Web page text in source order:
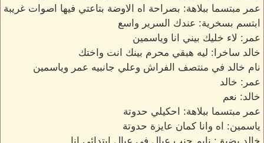
عمر مبتسما ببلاهة: بصراحة اه الاوضة بتاعتي فيها اصوات غريبة
ابتسم بسخرية: عندك السرير واسع
عمر: لاء خليك بيني انا وياسمين
خالد ساخرا: ليه هبقي محرم بينك انت واختك
نام خالد في منتصف الفراش وعلي جانبيه عمر وياسمين
عمر: خالد
خالد: نعم
عمر مبتسما ببلاهة: احكيلي حدوتة
ياسمين: اه وانا كمان عايزة حدوتة